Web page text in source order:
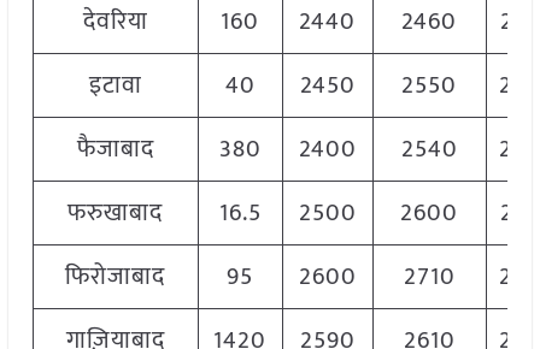
देवरिया
160 2440 2460
इटावा
40 2450 2550
फैजाबाद
380 2400 2540
फरुखाबाद
16.5 2500 2600
फिरोजाबाद
95 2600 2710
गाज़ियाबाद
1420 2590 2610